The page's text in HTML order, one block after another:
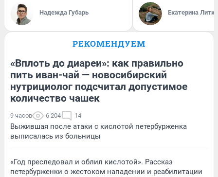
Надежда Губарь Екатерина
РЕКОМЕНДУЕМ
«Вплоть до диареи»: как правильно
пить иван-чай — новосибирский
нутрициолог подсчитал допустимое
количество чашек
9 часов 6 204 14
Выжившая после атаки с кислотой петербурженка
выписалась из больницы
«Год преследовал и облил кислотой». Рассказ
петербурженки о жестоком нападении и реабилитации